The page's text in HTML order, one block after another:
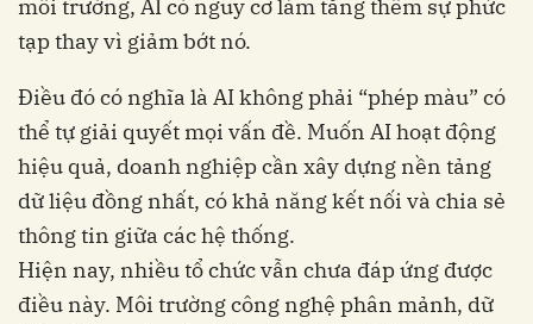
môi trường, AI có nguy cơ làm tăng thêm sự phức
tạp thay vì giảm bớt nó.
Điều đó có nghĩa là AI không phải “phép màu” có
thể tự giải quyết mọi vấn đề. Muốn AI hoạt động
hiệu quả, doanh nghiệp cần xây dựng nền tảng
dữ liệu đồng nhất, có khả năng kết nối và chia sẻ
thông tin giữa các hệ thống.
Hiện nay, nhiều tổ chức vẫn chưa đáp ứng được
điều này. Môi trường công nghệ phân mảnh, dữ